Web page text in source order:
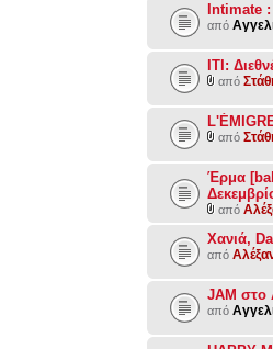
Intimate
από
ITI:
από
από
Έρμα
από
Χανιά,
από
από